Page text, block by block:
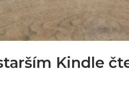
Kindle